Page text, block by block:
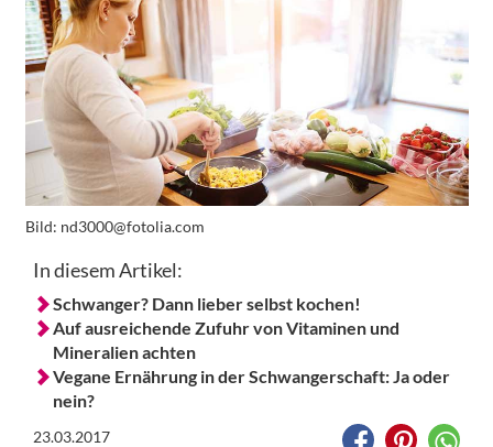
Bild: nd3000@fotolia.com
In diesem Artikel:
Schwanger? Dann lieber selbst kochen!
Auf ausreichende Zufuhr von Vitaminen und
Mineralien achten
Vegane Ernährung in der Schwangerschaft: Ja oder
nein?
23.03.2017